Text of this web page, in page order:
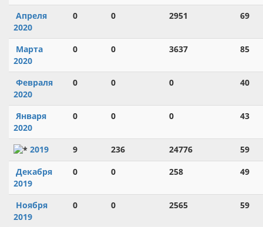
Апреля
2020
0 0 2951 69
Марта
2020
0 0 3637 85
Февраля
2020
0 0 0 40
Января
2020
0 0 0 43
2019 9 236 24776
59
Декабря
2019
0 0 258 49
Ноября
2019
0 0 2565 59